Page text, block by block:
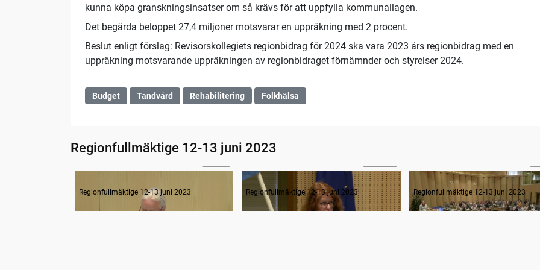
kunna köpa granskningsinsatser om så krävs för att uppfylla kommunallagen.
Det begärda beloppet 27,4 miljoner motsvarar en uppräkning med 2 procent.
Beslut enligt förslag: Revisorskollegiets regionbidrag för 2024 ska vara 2023 års regionbidrag med en
uppräkning motsvarande uppräkningen av regionbidraget förnämnder och styrelser 2024.
Budget Tandvård Rehabilitering Folkhälsa
Regionfullmäktige 12-13 juni 2023
Regionfullmäktige 12-13 juni 2023
Budget (1/10) Inledande gruppledardebatt, Regional utveckling
Regionfullmäktige 12-13 juni 2023 Regionfullmäktige 12-13 juni 2023